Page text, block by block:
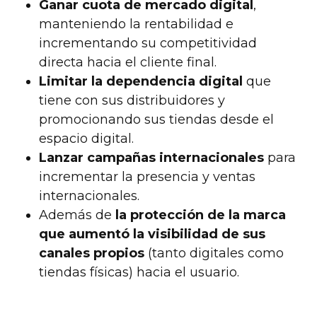
Ganar cuota de mercado digital ,
manteniendo la rentabilidad e
incrementando su competitividad
directa hacia el cliente final.
Limitar la dependencia digital que
tiene con sus distribuidores y
promocionando sus tiendas desde el
espacio digital.
Lanzar campañas internacionales para
incrementar la presencia y ventas
internacionales.
Además de la protección de la marca
que aumentó la visibilidad de sus
canales propios (tanto digitales como
tiendas físicas) hacia el usuario.